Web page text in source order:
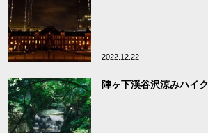
2022.12.22
陣ヶ下渓谷沢涼みハイク